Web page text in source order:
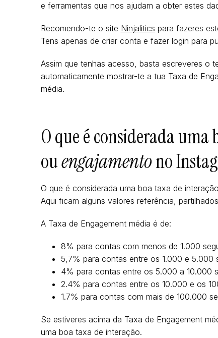
e ferramentas que nos ajudam a obter estes
Recomendo-te o site Ninjalitics para fazeres
Tens apenas de criar conta e fazer login para
Assim que tenhas acesso, basta escreveres o
automaticamente mostrar-te a tua Taxa de
média.
O que é considerada
ouengajamentono
O que é considerada uma boa taxa de
Aqui ficam alguns valores referência,
A Taxa de Engagement média é de:
8% para contas com menos de 1.000
5,7% para contas entre os 1.000 e 5.000
4% para contas entre os 5.000 a 10.000
2.4% para contas entre os 10.000 e os
1.7% para contas com mais de 100.000
Se estiveres acima da Taxa de Engagement
uma boa taxa de interação.